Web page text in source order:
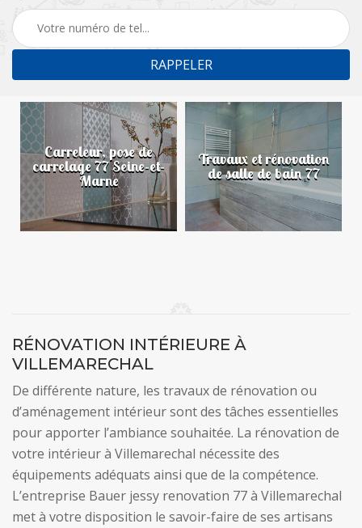
Carreleur, pose de
carrelage 77 Seine-et-
Marne
Travaux et rénovation
de salle de bain 77
RÉNOVATION INTÉRIEURE À
VILLEMARECHAL
De différente nature, les travaux de rénovation ou
d’aménagement intérieur sont des tâches essentielles
pour apporter l’ambiance souhaitée. La rénovation de
votre intérieur à Villemarechal nécessite des
équipements adéquats ainsi que de la compétence.
L’entreprise Bauer jessy renovation 77 à Villemarechal
met à votre disposition le savoir-faire de ses artisans